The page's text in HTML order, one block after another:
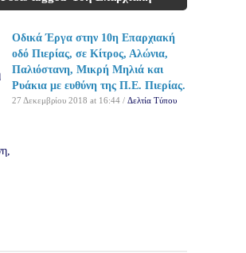
Οδικά Έργα στην 10η Επαρχιακή
οδό Πιερίας, σε Κίτρος, Αλώνια,
Παλιόστανη, Μικρή Μηλιά και
Ρυάκια με ευθύνη της Π.Ε. Πιερίας.
27 Δεκεμβρίου 2018 at 16:44 / Δελτία Τύπου